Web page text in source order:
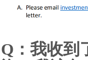
Q：我收到